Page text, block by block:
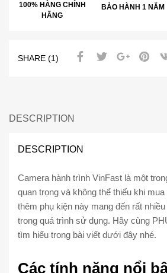
100% HÀNG CHÍNH
HÃNG
BẢO HÀNH 1 NĂM
SHARE (1)
DESCRIPTION
DESCRIPTION
Camera hành trình VinFast là một
quan trọng và không thể thiếu khi
thêm phụ kiện này mang đến rất
trong quá trình sử dụng. Hãy cùng
tìm hiểu trong bài viết dưới đây nhé.
Các tính năng nổi